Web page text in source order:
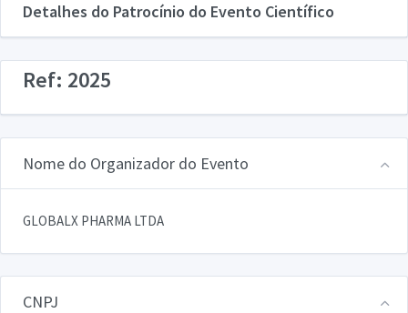
Detalhes do Patrocínio do Evento Científico
Ref: 2025
Nome do Organizador do Evento
GLOBALX PHARMA LTDA
CNPJ